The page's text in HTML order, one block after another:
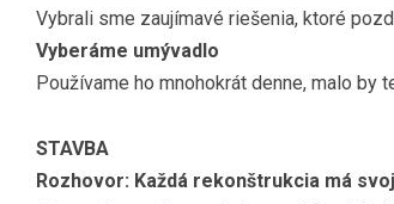
Vybrali sme zaujímavé riešenia, ktoré
Vyberáme umývadlo
Používame ho mnohokrát denne, malo by
STAVBA
Rozhovor: Každá rekonštrukcia má